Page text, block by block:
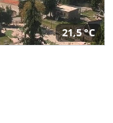
21,5 °C